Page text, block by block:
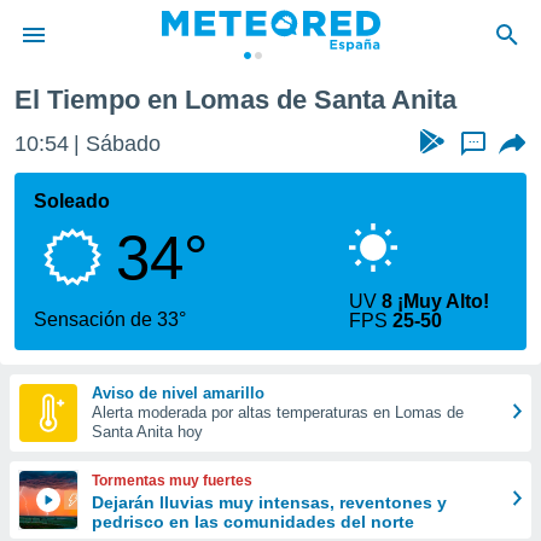
de
por
que se
calidad.
a este
las
y
forma
digital
basada
El Tiempo en Lomas de Santa Anita
10:54 Sábado ...
Soleado
34°
Sensación de 33°
UV8 ¡Muy Alto!
FPS25-50
Aviso de nivel amarillo
Alerta moderada por altas temperaturas en Lomas de
Santa Anita hoy
Tormentas muy fuertes
Dejarán lluvias muy intensas, reventones y
pedrisco en las comunidades del norte